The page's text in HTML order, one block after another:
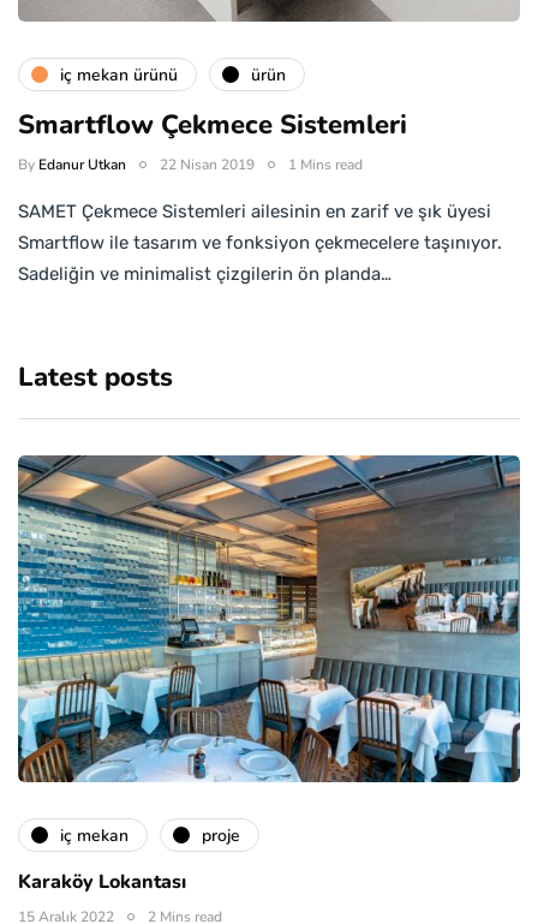
i̇ç mekan ürünü ürün
Smartflow Çekmece Sistemleri
By Edanur Utkan 22 Nisan 2019 1 Mins read
SAMET Çekmece Sistemleri ailesinin en zarif ve şık üyesi
Smartflow ile tasarım ve fonksiyon çekmecelere taşınıyor.
Sadeliğin ve minimalist çizgilerin ön planda…
Latest posts
i̇ç mekan proje
Karaköy Lokantası
15 Aralık 2022 2 Mins read